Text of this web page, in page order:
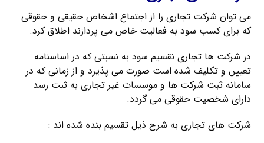
می توان شرکت تجاری را از اجتماع اشخاص حقیقی و حقوقی
که برای کسب سود به فعالیت خاص می پردازند اطلاق کرد.
در شرکت ها تجاری نقسیم سود به نسبتی که در اساسنامه
تعیین و تکلیف شده است صورت می پذیرد و از زمانی که در
سامانه ثبت شرکت ها و موسسات غیر تجاری به ثبت رسد
دارای شخصیت حقوقی می گردد.
شرکت های تجاری به شرح ذیل تقسیم بنده شده اند :